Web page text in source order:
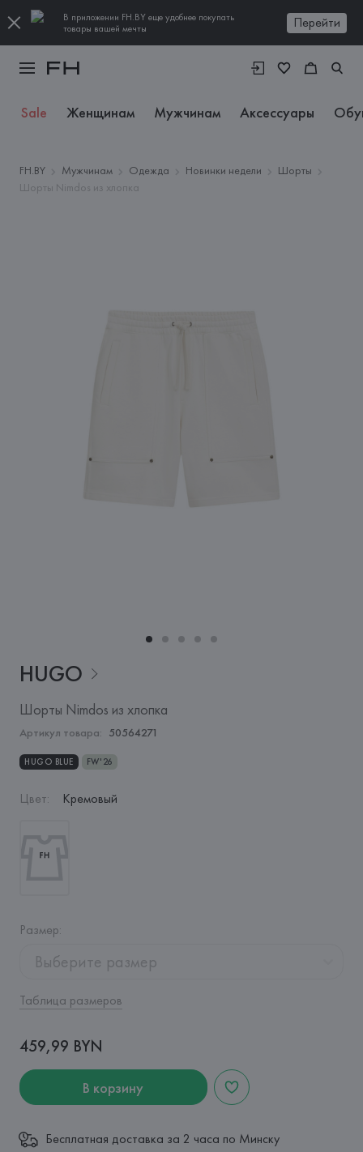
В приложении FH.BY еще удобнее покупать
товары вашей мечты
Перейти
Sale Женщинам Мужчинам Аксессуары
FH.BY Мужчинам Одежда Новинки недели
Шорты
Шорты Nimdos из хлопка
HUGO
Шорты Nimdos из хлопка
Артикул товара: 50564271
HUGO BLUE FW'26
Цвет: Кремовый
Размер:
Выберите размер
Таблица размеров
459,99 BYN
В корзину
Бесплатная доставка за 2 часа по Минску